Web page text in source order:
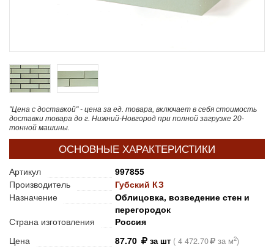
"Цена с доставкой" - цена за ед. товара, включает в себя стоимость
доставки товара до г. Нижний-Новгород при полной загрузке 20-
тонной машины.
ОСНОВНЫЕ ХАРАКТЕРИСТИКИ
Артикул
997855
Производитель
Губский КЗ
Назначение
Облицовка, возведение стен и
перегородок
Страна изготовления
Россия
Цена
87.70 за шт ( 4 472.70 за м2)